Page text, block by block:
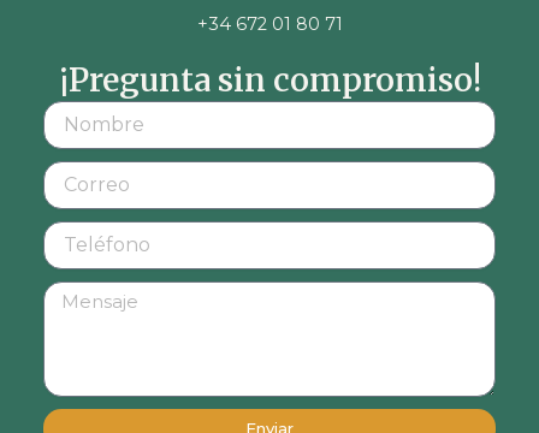
+34 672 01 80 71
¡Pregunta sin compromiso!
Enviar